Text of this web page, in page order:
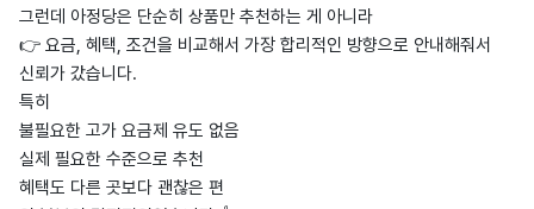
그런데 아정당은 단순히 상품만 추천하는 게 아니라
👉 요금, 혜택, 조건을 비교해서 가장 합리적인 방향으로 안내해줘서
신뢰가 갔습니다.
특히
불필요한 고가 요금제 유도 없음
실제 필요한 수준으로 추천
혜택도 다른 곳보다 괜찮은 편